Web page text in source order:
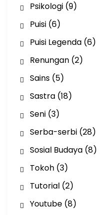
Psikologi(9)
Puisi(6)
Puisi Legenda(6)
Renungan(2)
Sains(5)
Sastra(18)
Seni(3)
Serba-serbi(28)
Sosial Budaya(8)
Tokoh(3)
Tutorial(2)
Youtube(8)